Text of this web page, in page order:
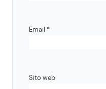
Email *
Sito web